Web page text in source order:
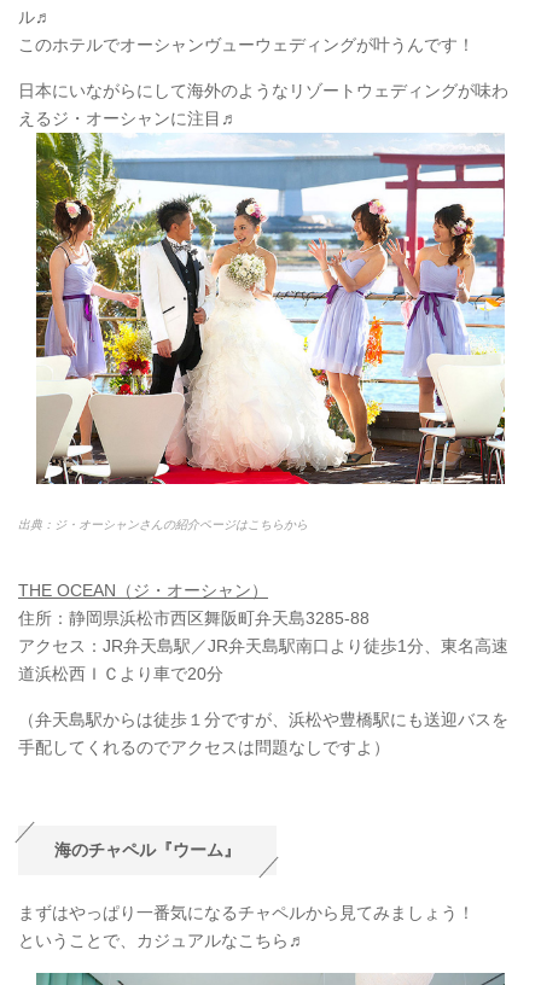
ル♬
このホテルでオーシャンヴューウェディングが叶うんです！
日本にいながらにして海外のようなリゾートウェディングが味わ
えるジ・オーシャンに注目♬
出典：ジ・オーシャンさんの紹介ページはこちらから
THE OCEAN（ジ・オーシャン）
住所：静岡県浜松市西区舞阪町弁天島3285-88
アクセス：JR弁天島駅／JR弁天島駅南口より徒歩1分、東名高速
道浜松西ＩＣより車で20分
（弁天島駅からは徒歩１分ですが、浜松や豊橋駅にも送迎バスを
手配してくれるのでアクセスは問題なしですよ）
海のチャペル『ウーム』
まずはやっぱり一番気になるチャペルから見てみましょう！
ということで、カジュアルなこちら♬